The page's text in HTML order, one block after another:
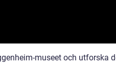
museet och utforska